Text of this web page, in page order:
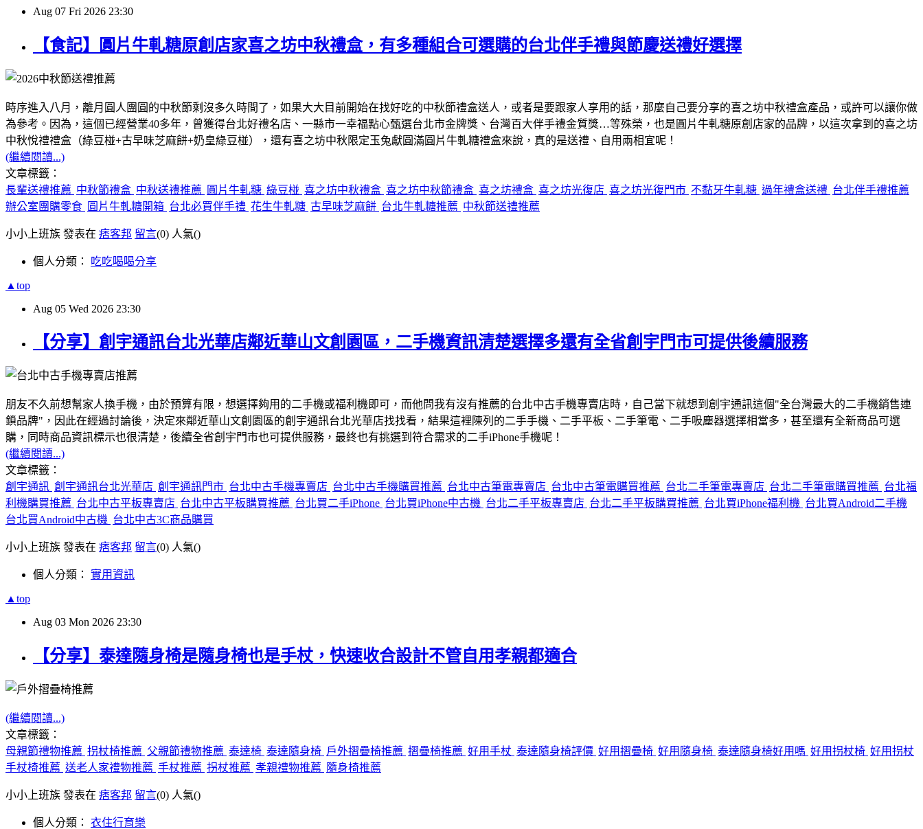
Aug 07 Fri 2026 23:30
【食記】圓片牛軋糖原創店家喜之坊中秋禮盒，有多種組合可選購的台北伴手禮與節慶送禮好選擇
時序進入八月，離月圓人團圓的中秋節剩沒多久時間了，如果大大目前開始在找好吃的中秋節禮盒送人，或者是要跟家人享用的話，那麼自己要分享的喜之坊中秋禮盒產品，或許可以讓你做
為參考。因為，這個已經營業40多年，曾獲得台北好禮名店、一縣市一幸福點心甄選台北市金牌獎、台灣百大伴手禮金質獎…等殊榮，也是圓片牛軋糖原創店家的品牌，以這次拿到的喜之坊
中秋悅禮禮盒（綠豆椪+古早味芝麻餅+奶皇綠豆椪），還有喜之坊中秋限定玉兔獻圓滿圓片牛軋糖禮盒來說，真的是送禮、自用兩相宜呢！
(繼續閱讀...)
文章標籤：
長輩送禮推薦 中秋節禮盒 中秋送禮推薦 圓片牛軋糖 綠豆椪 喜之坊中秋禮盒 喜之坊中秋節禮盒 喜之坊禮盒 喜之坊光復店 喜之坊光復門市 不黏牙牛軋糖 過年禮盒送禮 台北伴手禮推薦
辦公室團購零食 圓片牛軋糖開箱 台北必買伴手禮 花生牛軋糖 古早味芝麻餅 台北牛軋糖推薦 中秋節送禮推薦
小小上班族 發表在 痞客邦 留言(0) 人氣()
個人分類： 吃吃喝喝分享
▲top
Aug 05 Wed 2026 23:30
【分享】創宇通訊台北光華店鄰近華山文創園區，二手機資訊清楚選擇多還有全省創宇門市可提供後續服務
朋友不久前想幫家人換手機，由於預算有限，想選擇夠用的二手機或福利機即可，而他問我有沒有推薦的台北中古手機專賣店時，自己當下就想到創宇通訊這個"全台灣最大的二手機銷售連
鎖品牌"，因此在經過討論後，決定來鄰近華山文創園區的創宇通訊台北光華店找找看，結果這裡陳列的二手手機、二手平板、二手筆電、二手吸塵器選擇相當多，甚至還有全新商品可選
購，同時商品資訊標示也很清楚，後續全省創宇門市也可提供服務，最終也有挑選到符合需求的二手iPhone手機呢！
(繼續閱讀...)
文章標籤：
創宇通訊 創宇通訊台北光華店 創宇通訊門市 台北中古手機專賣店 台北中古手機購買推薦 台北中古筆電專賣店 台北中古筆電購買推薦 台北二手筆電專賣店 台北二手筆電購買推薦 台北福
利機購買推薦 台北中古平板專賣店 台北中古平板購買推薦 台北買二手iPhone 台北買iPhone中古機 台北二手平板專賣店 台北二手平板購買推薦 台北買iPhone福利機 台北買Android二手機
台北買Android中古機 台北中古3C商品購買
小小上班族 發表在 痞客邦 留言(0) 人氣()
個人分類： 實用資訊
▲top
Aug 03 Mon 2026 23:30
【分享】泰達隨身椅是隨身椅也是手杖，快速收合設計不管自用孝親都適合
(繼續閱讀...)
文章標籤：
母親節禮物推薦 拐杖椅推薦 父親節禮物推薦 泰達椅 泰達隨身椅 戶外摺疊椅推薦 摺疊椅推薦 好用手杖 泰達隨身椅評價 好用摺疊椅 好用隨身椅 泰達隨身椅好用嗎 好用拐杖椅 好用拐杖
手杖椅推薦 送老人家禮物推薦 手杖推薦 拐杖推薦 孝親禮物推薦 隨身椅推薦
小小上班族 發表在 痞客邦 留言(0) 人氣()
個人分類： 衣住行育樂